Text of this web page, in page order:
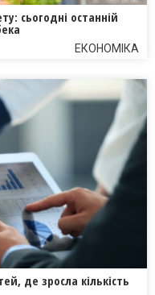
сьогодні останній
ЕКОНОМІКА
де зросла кількість